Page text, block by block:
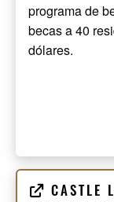
programa de
becas a 40
dólares.
CASTLE